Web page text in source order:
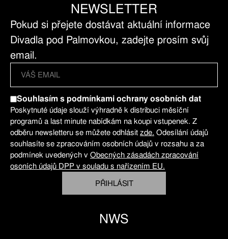
NEWSLETTER
Pokud si přejete dostávat aktuální informace
Divadla pod Palmovkou, zadejte prosím svůj
email.
Souhlasím s podmínkami ochrany osobních dat
Poskytnuté údaje slouží výhradně k distribuci měsíční
programů a last minute nabídkám na koupi vstupenek. Z
odběru newsletteru se můžete odhlásit zde. Odesílání údajů
souhlasíte se zpracováním osobních údajů v rozsahu a za
podmínek uvedených v Obecných zásadách zpracování
osoních údajů DPP v souladu s nařízením EU.
PŘIHLÁSIT
NWS